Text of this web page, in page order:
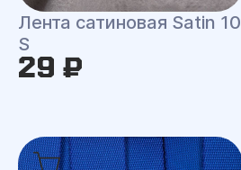
Лента сатиновая Satin 10
S
29 ₽